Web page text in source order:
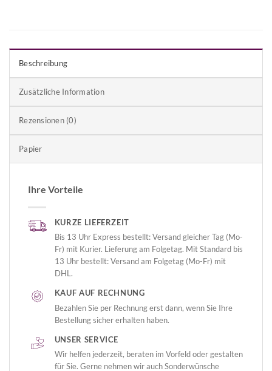
Beschreibung
Zusätzliche Information
Rezensionen (0)
Papier
Ihre Vorteile
KURZE LIEFERZEIT
Bis 13 Uhr Express bestellt: Versand gleicher Tag (Mo-
Fr) mit Kurier. Lieferung am Folgetag. Mit Standard bis
13 Uhr bestellt: Versand am Folgetag (Mo-Fr) mit
DHL.
KAUF AUF RECHNUNG
Bezahlen Sie per Rechnung erst dann, wenn Sie Ihre
Bestellung sicher erhalten haben.
UNSER SERVICE
Wir helfen jederzeit, beraten im Vorfeld oder gestalten
für Sie. Gerne nehmen wir auch Sonderwünsche